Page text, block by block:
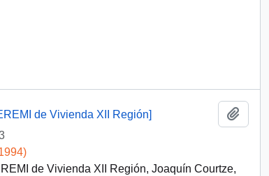
de Vivienda XII Región]
de Vivienda XII Región, Joaquín Courtze,